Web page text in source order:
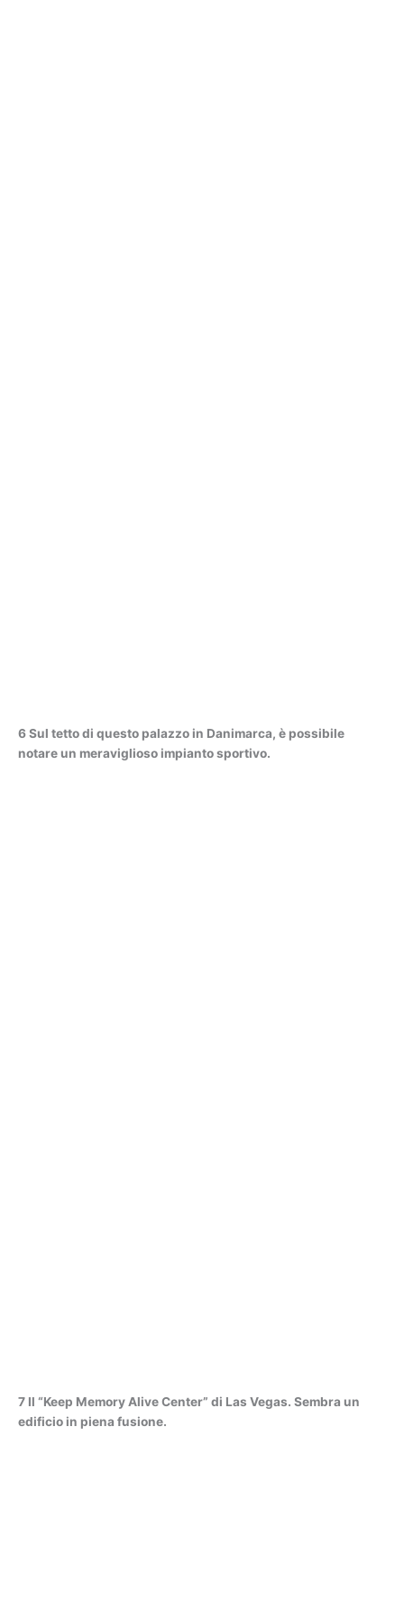
6 Sul tetto di questo palazzo in Danimarca, è possibile
notare un meraviglioso impianto sportivo.
7 Il “Keep Memory Alive Center” di Las Vegas. Sembra un
edificio in piena fusione.